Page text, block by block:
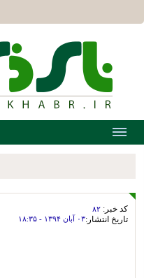
کد خبر: ۸۲
تاریخ انتشار:۰۳ آبان ۱۳۹۴ - ۱۸:۳۵